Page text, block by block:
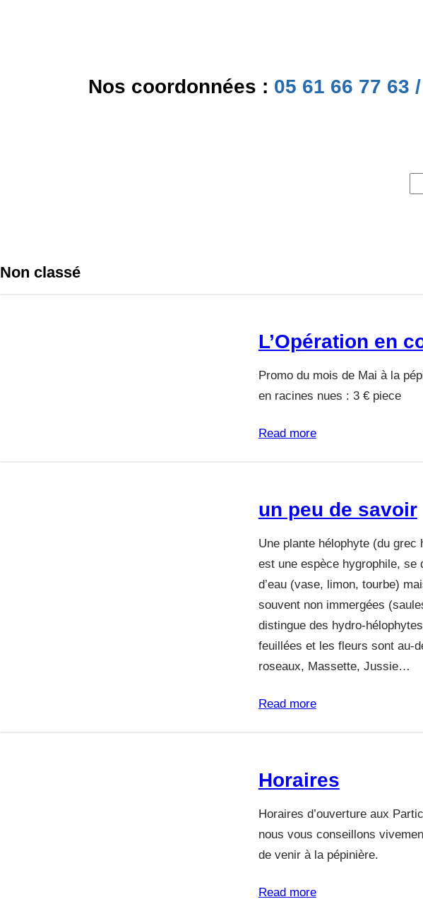
Nos coordonnées : 05 61 66 77 63
e
Non classé
L’Opération en
Promo du mois de Mai à la
en racines nues : 3 € piece
Read more
un peu de savoir
Une plante hélophyte (du
est une espèce hygrophile, se
d’eau (vase, limon, tourbe)
souvent non immergées
distingue des hydro-
feuillées et les fleurs sont au-
roseaux, Massette, Jussie…
Read more
Horaires
Horaires d’ouverture aux
nous vous conseillons
de venir à la pépinière.
Read more